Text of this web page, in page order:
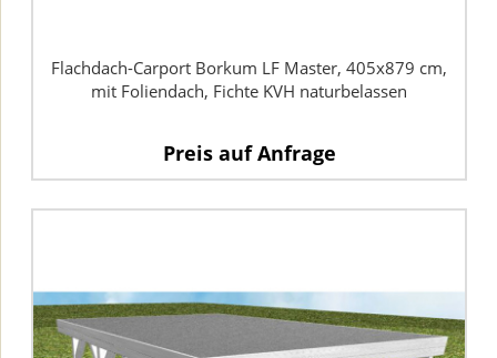
Flachdach-Carport Borkum LF Master, 405x879 cm,
mit Foliendach, Fichte KVH naturbelassen
Preis auf Anfrage